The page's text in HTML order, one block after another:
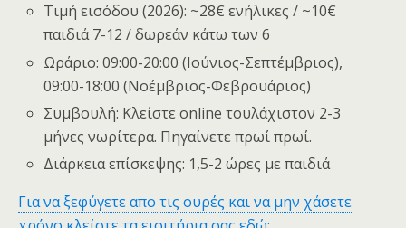
Τιμή εισόδου (2026): ~28€ ενήλικες / ~10€
παιδιά 7-12 / δωρεάν κάτω των 6
Ωράριο: 09:00-20:00 (Ιούνιος-Σεπτέμβριος),
09:00-18:00 (Νοέμβριος-Φεβρουάριος)
Συμβουλή: Κλείστε online τουλάχιστον 2-3
μήνες νωρίτερα. Πηγαίνετε πρωί πρωί.
Διάρκεια επίσκεψης: 1,5-2 ώρες με παιδιά
Για να ξεφύγετε απο τις ουρές και να μην χάσετε